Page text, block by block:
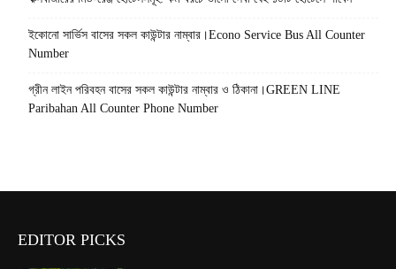
ইকোনো সার্ভিস বাসের সকল কাউন্টার নাম্বার।Econo Service Bus All Counter
Number
গ্রীন লাইন পরিবহন বাসের সকল কাউন্টার নাম্বার ও ঠিকানা।GREEN LINE
Paribahan All Counter Phone Number
EDITOR PICKS